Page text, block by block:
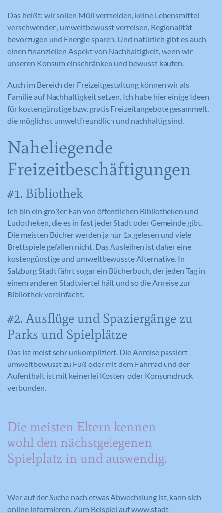
Das heißt: wir sollen Müll vermeiden, keine Lebensmittel
verschwenden, umweltbewusst verreisen, Regionalität
bevorzugen und Energie sparen. Und natürlich gibt es auch
einen finanziellen Aspekt von Nachhaltigkeit, wenn wir
unseren Konsum einschränken und bewusst kaufen.
Auch im Bereich der Freizeitgestaltung können wir als
Familie auf Nachhaltigkeit setzen. Ich habe hier einige Ideen
für kostengünstige bzw. gratis Freizeitangebote gesammelt,
die möglichst umweltfreundlich und nachhaltig sind.
Naheliegende
Freizeitbeschäftigungen
#1. Bibliothek
Ich bin ein großer Fan von öffentlichen Bibliotheken und
Ludotheken, die es in fast jeder Stadt oder Gemeinde gibt.
Die meisten Bücher werden ja nur 1x gelesen und viele
Brettspiele gefallen nicht. Das Ausleihen ist daher eine
kostengünstige und umweltbewusste Alternative. In
Salzburg Stadt fährt sogar ein Bücherbuch, der jeden Tag in
einem anderen Stadtviertel hält und so die Anreise zur
Bibliothek vereinfacht.
#2. Ausflüge und Spaziergänge zu
Parks und Spielplätze
Das ist meist sehr unkompliziert. Die Anreise passiert
umweltbewusst zu Fuß oder mit dem Fahrrad und der
Aufenthalt ist mit keinerlei Kosten oder Konsumdruck
verbunden.
Die meisten Eltern kennen
wohl den nächstgelegenen
Spielplatz in und auswendig.
Wer auf der Suche nach etwas Abwechslung ist, kann sich
online informieren. Zum Beispiel aufwww.stadt-